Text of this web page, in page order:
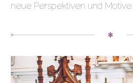
neue Perspektiven und Motive.
✻